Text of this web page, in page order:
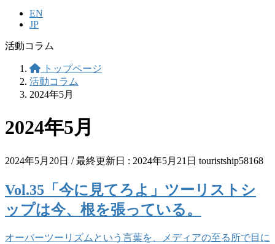
EN
JP
活動コラム
トップページ
活動コラム
2024年5月
2024年5月
2024年5月20日 / 最終更新日 : 2024年5月21日 touristship58168
Vol.35「今に見てろよ」ツーリストシ
ップは今、根を張っている。
オーバーツーリズムという言葉を、メディアの至る所で目に